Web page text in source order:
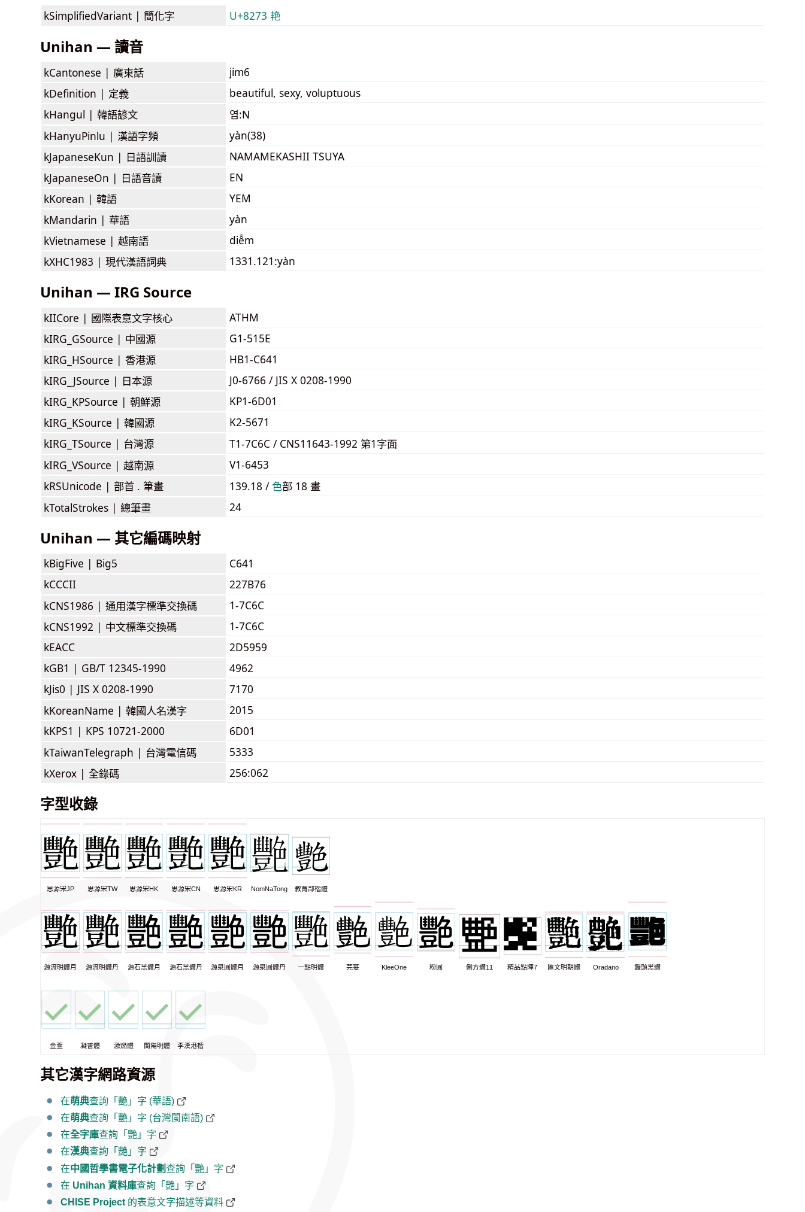
kSimplifiedVariant | 簡化字 U+8273 艳
Unihan — 讀音
kCantonese | 廣東話
jim6
kDefinition | 定義
beautiful, sexy, voluptuous
kHangul | 韓語諺文
염:N
kHanyuPinlu | 漢語字頻
yàn(38)
kJapaneseKun | 日語訓讀
NAMAMEKASHII TSUYA
kJapaneseOn | 日語音讀
EN
kKorean | 韓語
YEM
kMandarin | 華語
yàn
kVietnamese | 越南語
diễm
kXHC1983 | 現代漢語詞典 1331.121:yàn
Unihan — IRG Source
kIICore | 國際表意文字核心
ATHM
kIRG_GSource | 中國源
G1-515E
kIRG_HSource | 香港源
HB1-C641
kIRG_JSource | 日本源
J0-6766 / JIS X 0208-1990
kIRG_KPSource | 朝鮮源
KP1-6D01
kIRG_KSource | 韓國源
K2-5671
kIRG_TSource | 台灣源
T1-7C6C / CNS11643-1992 第1字面
kIRG_VSource | 越南源
V1-6453
kRSUnicode | 部首 . 筆畫 139.18 / ⾊部 18 畫
kTotalStrokes | 總筆畫 24
Unihan — 其它編碼映射
kBigFive | Big5
C641
kCCCII
227B76
kCNS1986 | 通用漢字標準交換碼
1-7C6C
kCNS1992 | 中文標準交換碼
1-7C6C
kEACC
2D5959
kGB1 | GB/T 12345-1990
4962
kJis0 | JIS X 0208-1990
7170
kKoreanName | 韓國人名漢字
2015
kKPS1 | KPS 10721-2000
6D01
kTaiwanTelegraph | 台灣電信碼
5333
kXerox | 全錄碼 256:062
字型收錄
思源宋JP 思源宋TW 思源宋HK 思源宋CN 思源宋KR NomNaTong 教育部楷體
源流明體月 源流明體丹 源石黑體月 源石黑體丹 源泉圓體月 源泉圓體丹 一點明體 芫荽 KleeOne 粉圓 俐方體11 精品點陣7 匯文明朝體 Oradano 饅頭黑體
金萱 凝書體 激燃體 蘭陽明體 李漢港楷
其它漢字網路資源
在萌典查詢「艷」字 (華語)
在萌典查詢「艷」字 (台灣閩南語)
在全字庫查詢「艷」字
在漢典查詢「艷」字
在中國哲學書電子化計劃 查詢「艷」字
在 Unihan 資料庫查詢「艷」字
CHISE Project 的表意文字描述等資料